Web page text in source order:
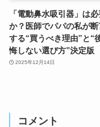
「電動鼻水吸引器」は
か？医師でパパの私が断
する“買うべき理由”と“
悔しない選び方”決定版
2025年12月14日
コメント